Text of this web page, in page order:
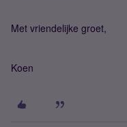
Met vriendelijke groet,
Koen